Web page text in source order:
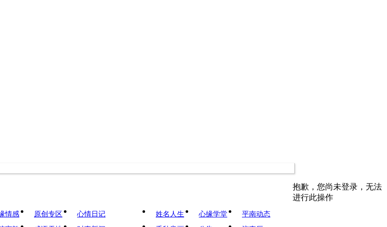
情感 原创专区
心情日记
姓名人生 心缘学堂
平南动态
抱歉，您尚未登录，无法
进行此操作